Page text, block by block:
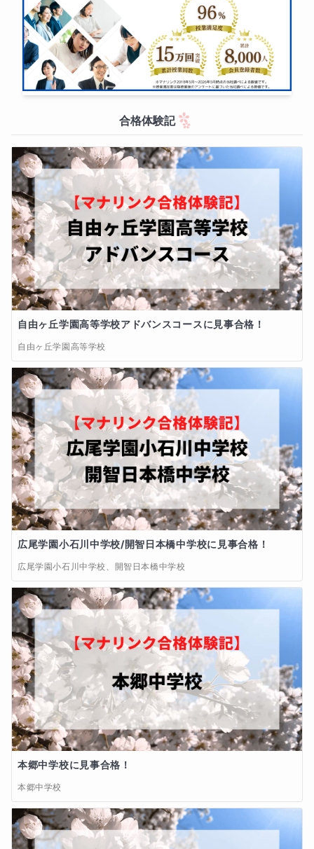
合格体験記
自由ヶ丘学園高等学校アドバンスコースに見事合格！
自由ヶ丘学園高等学校
広尾学園小石川中学校/開智日本橋中学校に見事合格！
広尾学園小石川中学校、開智日本橋中学校
本郷中学校に見事合格！
本郷中学校